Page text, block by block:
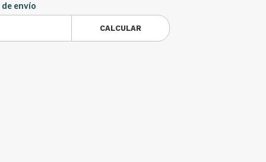
envío
CALCULAR